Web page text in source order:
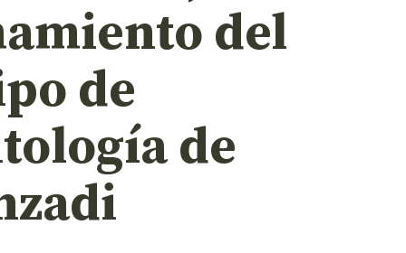
del
de
de